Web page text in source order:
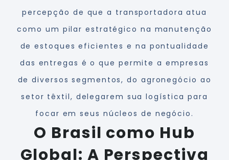
percepção de que a transportadora atua
como um pilar estratégico na manutenção
de estoques eficientes e na pontualidade
das entregas é o que permite a empresas
de diversos segmentos, do agronegócio ao
setor têxtil, delegarem sua logística para
focar em seus núcleos de negócio.
O Brasil como Hub
Global: A Perspectiva